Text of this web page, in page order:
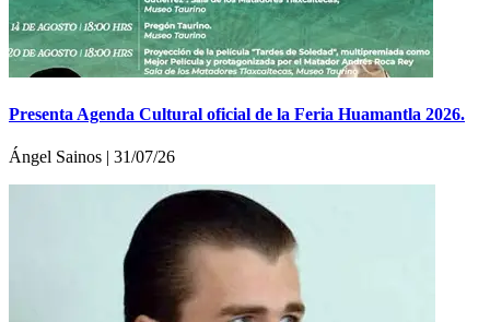
Presenta Agenda Cultural oficial de la Feria Huamantla 2026.
Ángel Sainos | 31/07/26